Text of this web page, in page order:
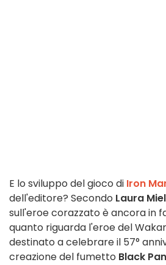
E lo sviluppo del gioco di Iron
dell'editore? Secondo Laura
sull'eroe corazzato è ancora in
quanto riguarda l'eroe del
destinato a celebrare il 57°
creazione del fumetto Black